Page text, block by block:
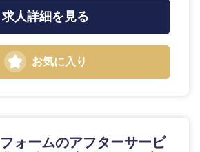
求人詳細を見る
お気に入り
ォームのアフターサービ